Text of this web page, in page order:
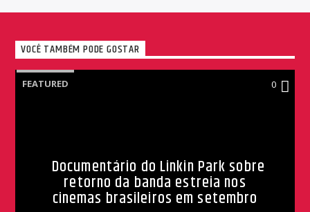
VOCÊ TAMBÉM PODE GOSTAR
FEATURED 0
Documentário do Linkin Park sobre
retorno da banda estreia nos
cinemas brasileiros em setembro